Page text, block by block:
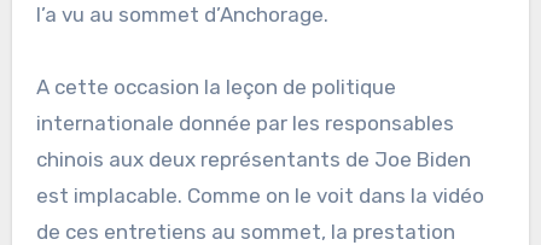
l’a vu au sommet d’Anchorage.
A cette occasion la leçon de politique
internationale donnée par les responsables
chinois aux deux représentants de Joe Biden
est implacable. Comme on le voit dans la vidéo
de ces entretiens au sommet, la prestation